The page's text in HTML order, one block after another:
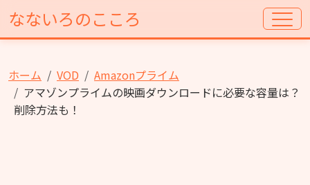
なないろのこころ
ホーム VOD
Amazonプライム
アマゾンプライムの映画ダウンロードに必要な容量は？
削除方法も！